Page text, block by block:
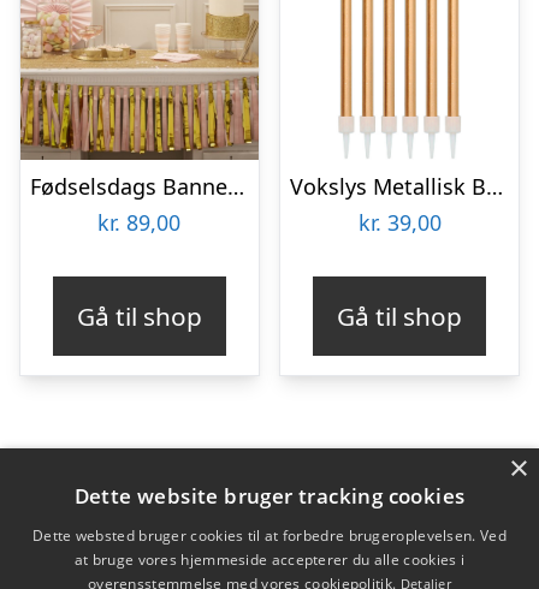
Fødselsdags Banner Pastel Lyserød
kr. 89,00
Gå til shop
Vokslys Metallisk Bronze
kr. 39,00
Gå til shop
Varekategorier
Produkter
×
Dette website bruger tracking cookies
Dette websted bruger cookies til at forbedre brugeroplevelsen. Ved
at bruge vores hjemmeside accepterer du alle cookies i
overensstemmelse med vores cookiepolitik. Detaljer